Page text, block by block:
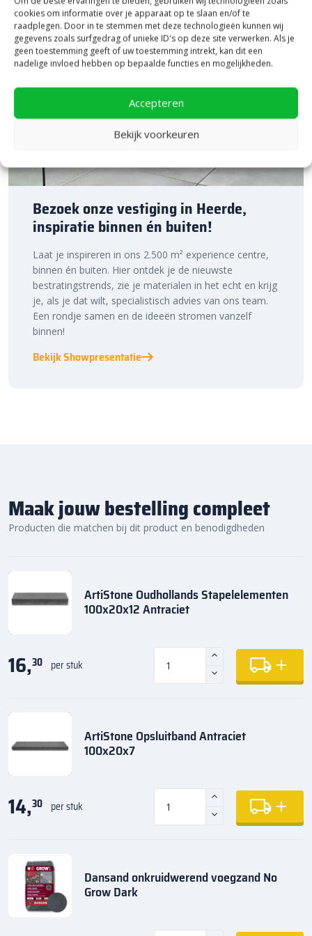
cookies om informatie over je apparaat op te slaan en/of te
raadplegen. Door in te stemmen met deze technologieën kunnen wij
gegevens zoals surfgedrag of unieke ID's op deze site verwerken. Als je
geen toestemming geeft of uw toestemming intrekt, kan dit een
nadelige invloed hebben op bepaalde functies en mogelijkheden.
Accepteren
Bekijk voorkeuren
Bezoek onze vestiging in Heerde,
inspiratie binnen én buiten!
Laat je inspireren in ons 2.500 m² experience centre,
binnen én buiten. Hier ontdek je de nieuwste
bestratingstrends, zie je materialen in het echt en krijg
je, als je dat wilt, specialistisch advies van ons team.
Een rondje samen en de ideeën stromen vanzelf
binnen!
Bekijk Showpresentatie
Maak jouw bestelling compleet
Producten die matchen bij dit product en benodigdheden
ArtiStone Oudhollands Stapelelementen
100x20x12 Antraciet
16,30 per stuk
ArtiStone Opsluitband Antraciet
100x20x7
14,30 per stuk
Dansand onkruidwerend voegzand No
Grow Dark